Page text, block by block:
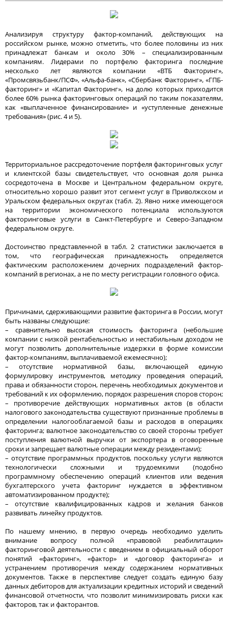
Анализируя структуру фактор-компаний, действующих на
российском рынке, можно отметить, что более половины из них
принадлежат банкам и около 30% – специализированным
компаниям. Лидерами по портфелю факторинга последние
несколько лет являются компании «ВТБ Факторинг»,
«Промсвязьбанк/ПСФ», «Альфа-банк», «Сбербанк Факторинг», «ГПБ-
факторинг» и «Капитал Факторинг», на долю которых приходится
более 60% рынка факторинговых операций по таким показателям,
как «выплаченное финансирование» и «уступленные денежные
требования» (рис. 4 и 5).
Территориальное рассредоточение портфеля факторинговых услуг
и клиентской базы свидетельствует, что основная доля рынка
сосредоточена в Москве и Центральном федеральном округе,
относительно хорошо развит этот сегмент услуг в Приволжском и
Уральском федеральных округах (табл. 2). Явно ниже имеющегося
на территории экономического потенциала используются
факторинговые услуги в Санкт-Петербурге и Северо-Западном
федеральном округе.
Достоинство представленной в табл. 2 статистики заключается в
том, что географическая принадлежность определяется
фактическим расположением дочерних подразделений фактор-
компаний в регионах, а не по месту регистрации головного офиса.
Причинами, сдерживающими развитие факторинга в России, могут
быть названы следующие:
– сравнительно высокая стоимость факторинга (небольшие
компании с низкой рентабельностью и нестабильным доходом не
могут позволить дополнительные издержки в форме комиссии
фактор-компаниям, выплачиваемой ежемесячно);
– отсутствие нормативной базы, включающей единую
формулировку инструментов, методику проведения операций,
права и обязанности сторон, перечень необходимых документов и
требований к их оформлению, порядок разрешения споров сторон;
– противоречие действующих нормативных актов (в области
налогового законодательства существуют признанные проблемы в
определении налогооблагаемой базы и расходов в операциях
факторинга; валютное законодательство со своей стороны требует
поступления валютной выручки от экспортера в оговоренные
сроки и запрещает валютные операции между резидентами);
– отсутствие программных продуктов, поскольку услуги являются
технологически сложными и трудоемкими (подобно
программному обеспечению операций клиентов или ведения
бухгалтерского учета факторинг нуждается в эффективном
автоматизированном продукте);
– отсутствие квалифицированных кадров и желания банков
развивать линейку продуктов.
По нашему мнению, в первую очередь необходимо уделить
внимание вопросу полной «правовой реабилитации»
факторинговой деятельности с введением в официальный оборот
понятий «факторинг», «фактор» и «договор факторинга» и
устранением противоречия между содержанием нормативных
документов. Также в перспективе следует создать единую базу
данных дебиторов для актуализации кредитных историй и сведений
финансовой отчетности, что позволит минимизировать риски как
факторов, так и факторантов.